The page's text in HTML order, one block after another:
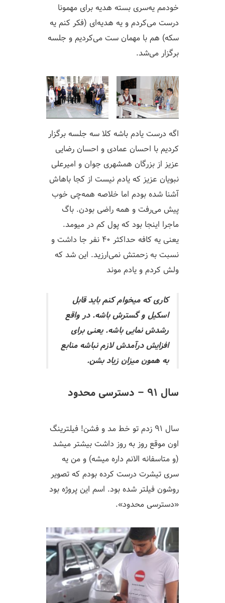
خودمم یه‌سری بسته هدیه برای مهمونا
درست می‌کردم و یه هدیه‌ای (فکر کنم یه
سکه) هم با مهمان ست می‌کردیم و جلسه
برگزار می‌شد.
اگه درست یادم باشه کلا سه جلسه برگزار
کردیم با احسان عمادی و احسان رضایی
عزیز از بزرگان همشهری جوان و امیرعلی
نبویان عزیز که یادم نیست از کجا باهاش
آشنا شده بودم اما خلاصه همه‌چی خوب
پیش‌ می‌رفت و همه راضی بودن. باگ
ماجرا اینجا بود که پول کم در میومد.
یعنی یه کافه حداکثر ۴۰ نفر جا داشت و
نسبت به زحمتش نمی‌ارزید. این شد که
ولش کردم و یادم موند
کاری که میخوام کنم باید قابل
اسکیل و گسترش باشه. در واقع
رشدش نمایی باشه. یعنی برای
افزایش درآمدش لازم نباشه منابع
به همون میزان زیاد بشن.
سال ۹۱ – دسترسی محدود
سال ۹۱ زدم تو خط مد و فشن! فیلترینگ
اون موقع روز به روز داشت بیشتر میشد
(و متاسفانه الانم داره میشه) و من یه
سری تیشرت درست کرده بودم که تصویر
روشون فیلتر شده بود. اسم این پروژه بود
«دسترسی محدود».